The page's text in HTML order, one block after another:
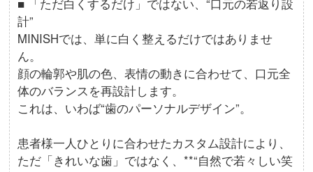
■ 「ただ白くするだけ」ではない、“口元の若返り設
計”
MINISHでは、単に白く整えるだけではありませ
ん。
顔の輪郭や肌の色、表情の動きに合わせて、口元全
体のバランスを再設計します。
これは、いわば“歯のパーソナルデザイン”。
患者様一人ひとりに合わせたカスタム設計により、
ただ「きれいな歯」ではなく、**“自然で若々しい笑